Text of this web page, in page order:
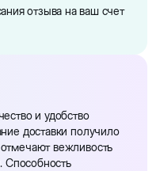
отзыва на ваш счет
и удобство
доставки получило
вежливость
Способность